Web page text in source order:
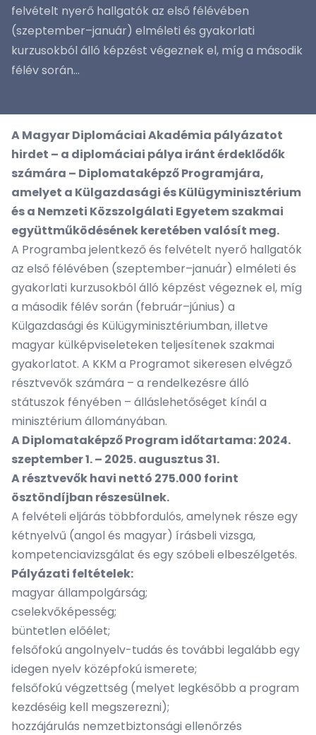
felvételt nyerő hallgatók az első félévében
(szeptember–január) elméleti és gyakorlati
kurzusokból álló képzést végeznek el, míg a második
félév során...
A Magyar Diplomáciai Akadémia pályázatot
hirdet – a diplomáciai pálya iránt érdeklődők
számára – Diplomataképző Programjára,
amelyet a Külgazdasági és Külügyminisztérium
és a Nemzeti Közszolgálati Egyetem szakmai
együttműködésének keretében valósít meg.
A Programba jelentkező és felvételt nyerő hallgatók
az első félévében (szeptember–január) elméleti és
gyakorlati kurzusokból álló képzést végeznek el, míg
a második félév során (február–június) a
Külgazdasági és Külügyminisztériumban, illetve
magyar külképviseleteken teljesítenek szakmai
gyakorlatot. A KKM a Programot sikeresen elvégző
résztvevők számára – a rendelkezésre álló
státuszok fényében – álláslehetőséget kínál a
minisztérium állományában.
A Diplomataképző Program időtartama: 2024.
szeptember 1. – 2025. augusztus 31.
A résztvevők havi nettó 275.000 forint
ösztöndíjban részesülnek.
A felvételi eljárás többfordulós, amelynek része egy
kétnyelvű (angol és magyar) írásbeli vizsga,
kompetenciavizsgálat és egy szóbeli elbeszélgetés.
Pályázati feltételek:
magyar állampolgárság;
cselekvőképesség;
büntetlen előélet;
felsőfokú angolnyelv-tudás és további legalább egy
idegen nyelv középfokú ismerete;
felsőfokú végzettség (melyet legkésőbb a program
kezdéséig kell megszerezni);
hozzájárulás nemzetbiztonsági ellenőrzés